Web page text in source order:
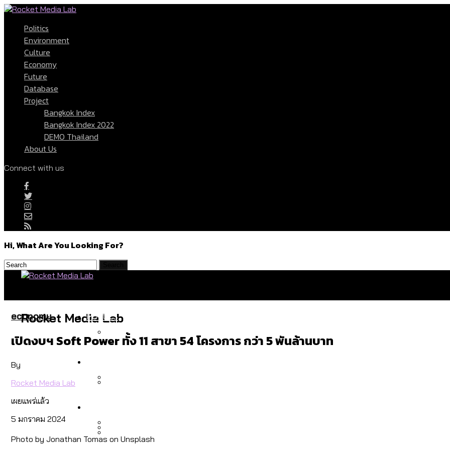
Politics
Environment
Culture
Economy
Future
Database
Project
Bangkok Index
Bangkok Index 2022
DEMO Thailand
About Us
Connect with us
Hi, What Are You Looking For?
Rocket Media Lab
Politics
โลกใบเดียว สิทธิไม่เท่ากัน: กฎหมายการรับรองเพศของ Transgender ทั่วโลก ประเท
economy
เปิดงบฯ Soft Power ทั้ง 11 สาขา 54 โครงการ กว่า 5 พันล้านบาท
By
Rocket Media Lab
เผยแพร่แล้ว
5 มกราคม 2024
Photo by Jonathan Tomas on Unsplash